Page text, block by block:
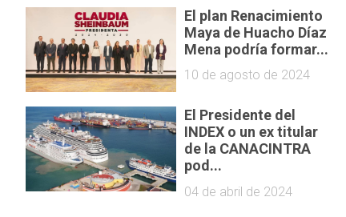
El plan Renacimiento
Maya de Huacho Díaz
Mena podría formar...
10 de agosto de 2024
El Presidente del
INDEX o un ex titular
de la CANACINTRA
pod...
04 de abril de 2024